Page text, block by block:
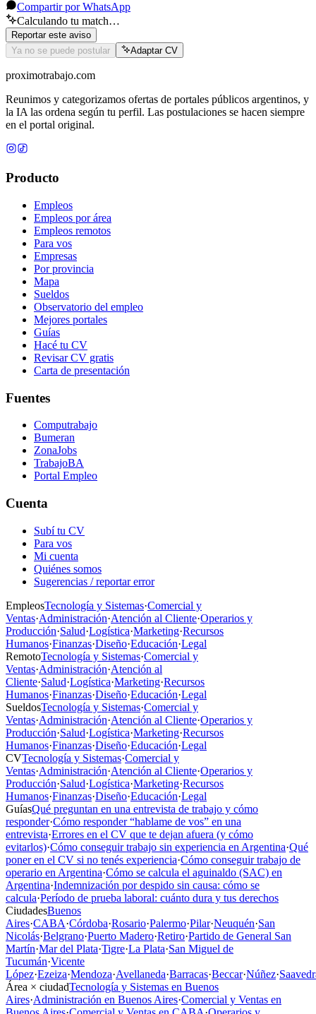
Compartir por WhatsApp
Calculando tu match…
Reportar este aviso
Ya no se puede postular
Adaptar CV
proximotrabajo.com
Reunimos y categorizamos ofertas de portales públicos argentinos, y
la IA las ordena según tu perfil. Las postulaciones se hacen siempre
en el portal original.
Producto
Empleos
Empleos por área
Empleos remotos
Para vos
Empresas
Por provincia
Mapa
Sueldos
Observatorio del empleo
Mejores portales
Guías
Hacé tu CV
Revisar CV gratis
Carta de presentación
Fuentes
Computrabajo
Bumeran
ZonaJobs
TrabajoBA
Portal Empleo
Cuenta
Subí tu CV
Para vos
Mi cuenta
Quiénes somos
Sugerencias / reportar error
EmpleosTecnología y Sistemas·Comercial y
Ventas·Administración·Atención al Cliente·Operarios y
Producción·Salud·Logística·Marketing·Recursos
Humanos·Finanzas·Diseño·Educación·Legal
RemotoTecnología y Sistemas·Comercial y
Ventas·Administración·Atención al
Cliente·Salud·Logística·Marketing·Recursos
Humanos·Finanzas·Diseño·Educación·Legal
SueldosTecnología y Sistemas·Comercial y
Ventas·Administración·Atención al Cliente·Operarios y
Producción·Salud·Logística·Marketing·Recursos
Humanos·Finanzas·Diseño·Educación·Legal
CVTecnología y Sistemas·Comercial y
Ventas·Administración·Atención al Cliente·Operarios y
Producción·Salud·Logística·Marketing·Recursos
Humanos·Finanzas·Diseño·Educación·Legal
GuíasQué preguntan en una entrevista de trabajo y cómo
responder·Cómo responder “hablame de vos” en una
entrevista·Errores en el CV que te dejan afuera (y cómo
evitarlos)·Cómo conseguir trabajo sin experiencia en Argentina·Qué
poner en el CV si no tenés experiencia·Cómo conseguir trabajo de
operario en Argentina·Cómo se calcula el aguinaldo (SAC) en
Argentina·Indemnización por despido sin causa: cómo se
calcula·Período de prueba laboral: cuánto dura y tus derechos
CiudadesBuenos
Aires·CABA·Córdoba·Rosario·Palermo·Pilar·Neuquén·San
Nicolás·Belgrano·Puerto Madero·Retiro·Partido de General San
Martín·Mar del Plata·Tigre·La Plata·San Miguel de
Tucumán·Vicente
López·Ezeiza·Mendoza·Avellaneda·Barracas·Beccar·Núñez·
Área × ciudadTecnología y Sistemas en Buenos
Aires·Administración en Buenos Aires·Comercial y Ventas en